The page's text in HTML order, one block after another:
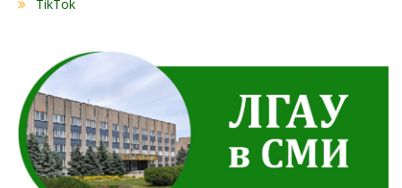
TikTok